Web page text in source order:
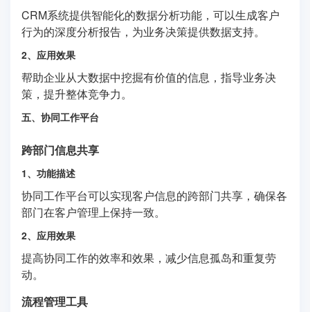
CRM系统提供智能化的数据分析功能，可以生成客户
行为的深度分析报告，为业务决策提供数据支持。
2、应用效果
帮助企业从大数据中挖掘有价值的信息，指导业务决
策，提升整体竞争力。
五、协同工作平台
跨部门信息共享
1、功能描述
协同工作平台可以实现客户信息的跨部门共享，确保各
部门在客户管理上保持一致。
2、应用效果
提高协同工作的效率和效果，减少信息孤岛和重复劳
动。
流程管理工具